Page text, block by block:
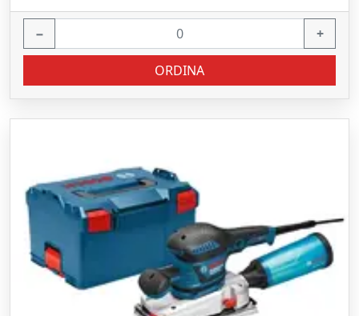
− +
ORDINA